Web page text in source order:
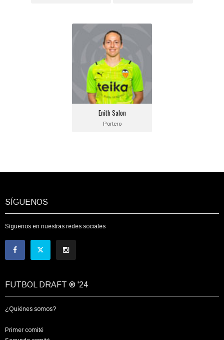
Enith Salon
Portero
Enith Salon
Posición:
Portero
Fecha de nacimiento:
2001-09-24
SÍGUENOS
Síguenos en nuestras redes sociales
FUTBOL DRAFT ® '24
¿Quiénes somos?
Primer comité